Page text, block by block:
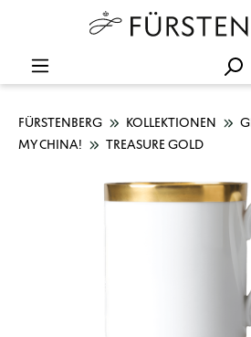
FÜRSTENBERG KOLLEKTIONEN
MY CHINA!
TREASURE GOLD